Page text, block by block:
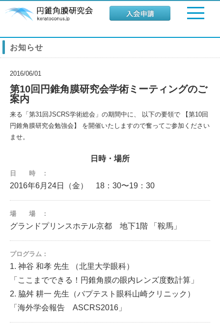
お知らせ
2016/06/01
第10回円錐角膜研究会学術ミーティングのご
案内
来る「第31回JSCRS学術総会」の期間中に、 以下の要領で 【第10回
円錐角膜研究会勉強会】 を開催いたしますので奮ってご参加ください
ませ。
日時・場所
日 時 ：
2016年6月24日（金） 18：30〜19：30
場 場 ：
グランドプリンスホテル京都 地下1階 「鞍馬」
プログラム：
1. 神谷 和孝 先生 （北里大学眼科）
「ここまでできる！円錐角膜の眼内レンズ度数計算」
2. 脇舛 耕一 先生（バプテスト眼科山崎クリニック）
「海外学会報告 ASCRS2016」